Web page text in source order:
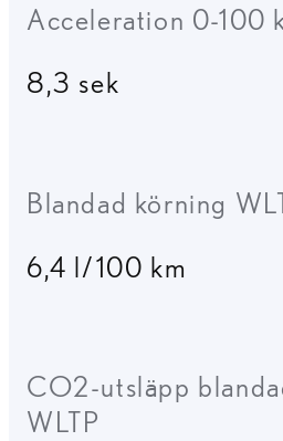
Acceleration 0-100
8,3 sek
Blandad körning
6,4 l/100 km
CO2-utsläpp
WLTP